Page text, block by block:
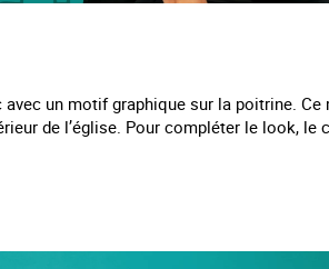
un motif graphique sur la poitrine.
de l’église. Pour compléter le look,